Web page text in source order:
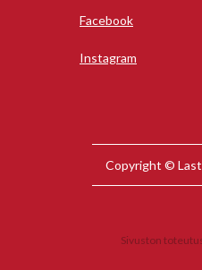
Facebook
Instagram
Copyright ©
Sivuston